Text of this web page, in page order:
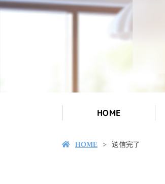
HOME
HOME 送信完了